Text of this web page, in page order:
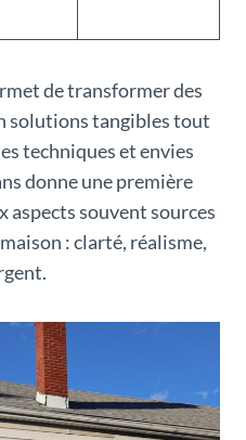
de transformer des
solutions tangibles tout
techniques et envies
donne une première
aspects souvent sources
: clarté, réalisme,